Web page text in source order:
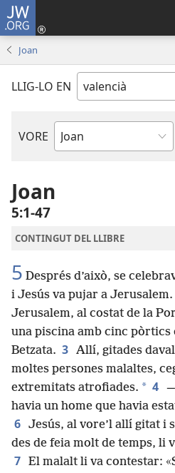
JW.ORG
Joan
LLIG-LO EN
VORE
Llibre
Joan
5:1-47
CONTINGUT DEL LLIBRE
5 Després d’això, se
i Jesús va pujar a Jerusalem.
Jerusalem, al costat de la
una piscina amb cinc pòrtics
Betzata. 3 Allí, gitades
moltes persones malaltes,
extremitats atrofiades. * 4
havia un home que havia
6 Jesús, al vore’l allí gitat i
des de feia molt de temps, li
7 El malalt li va contestar: